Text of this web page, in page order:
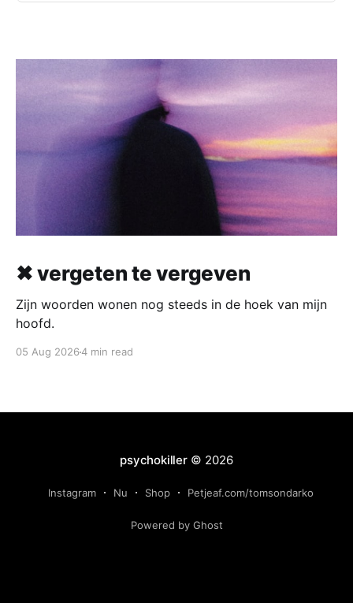
✖ vergeten te vergeven
Zijn woorden wonen nog steeds in de hoek van mijn
hoofd.
05 Aug 20264 min read
psychokiller© 2026
Instagram Nu Shop Petjeaf.com/tomsondarko
Powered by Ghost